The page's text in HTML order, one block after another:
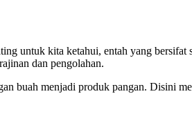
untuk kita ketahui, entah yang
dan pengolahan.
buah menjadi produk pangan. Disini